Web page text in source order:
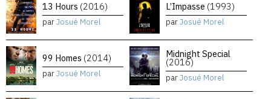
13 Hours (2016)
parJosué Morel
L’Impasse (1993)
parJosué Morel
99 Homes (2014)
parJosué Morel
Midnight Special
(2016)
parJosué Morel